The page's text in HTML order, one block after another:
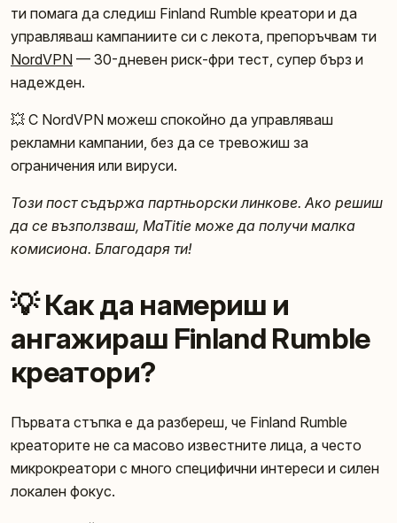
ти помага да следиш Finland Rumble креатори и да
управляваш кампаниите си с лекота, препоръчвам ти
NordVPN — 30-дневен риск-фри тест, супер бърз и
надежден.
💥 С NordVPN можеш спокойно да управляваш
рекламни кампании, без да се тревожиш за
ограничения или вируси.
Този пост съдържа партньорски линкове. Ако решиш
да се възползваш, MaTitie може да получи малка
комисиона. Благодаря ти!
💡 Как да намериш и
ангажираш Finland Rumble
креатори?
Първата стъпка е да разбереш, че Finland Rumble
креаторите не са масово известните лица, а често
микрокреатори с много специфични интереси и силен
локален фокус.